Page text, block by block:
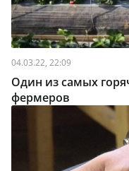
04.03.22, 22:09
Один из самых
фермеров